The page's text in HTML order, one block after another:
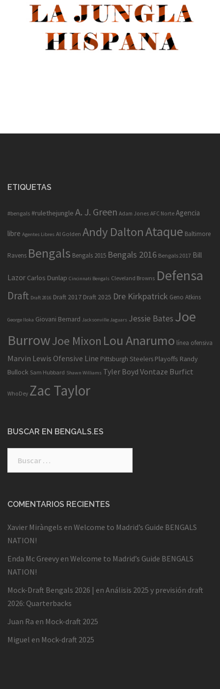
ETIQUETAS
#bengals #rulethejungle A. J. Green Adam Jones AFC Norte Agencia
libre Agentes Libres Al Golden Andy DaltonAtaque Baltimore
Ravens Bengals Bengals 2015 Bengals 2016 Bengals 2017 Bill
Lazor Carlos Dunlap Cincinnati Bengals Cleveland Browns Defensa
Draft Draft 2016 Draft 2017 Draft 2025 Dre Kirkpatrick Geno Atkins
George Iloka Giovani Bernard Jacksonville Jaguars Jessie Bates Joe
BurrowJoe Mixon Lou Anarumo línea ofensiva
Marvin Lewis Ofensive Line Pittsburgh Steelers Playoffs Randy
Bullock Sam Hubbard Shawn Williams Tyler Boyd Vontaze Burfict
WhoDey Zac Taylor
BUSCAR EN BENGALS.ES
COMENTARIOS RECIENTES
Xavier Miràngels en Welcome to Madrid’s Guide BENGALS
NATION!
Enda Mc Greevy en Welcome to Madrid’s Guide BENGALS
NATION!
Mock-Draft Bengals 2026 | en Análisis 2025 y previsión draft
2026: Quarterbacks
Juan Ra en Mock-draft 2025
Miguel en Mock-draft 2025